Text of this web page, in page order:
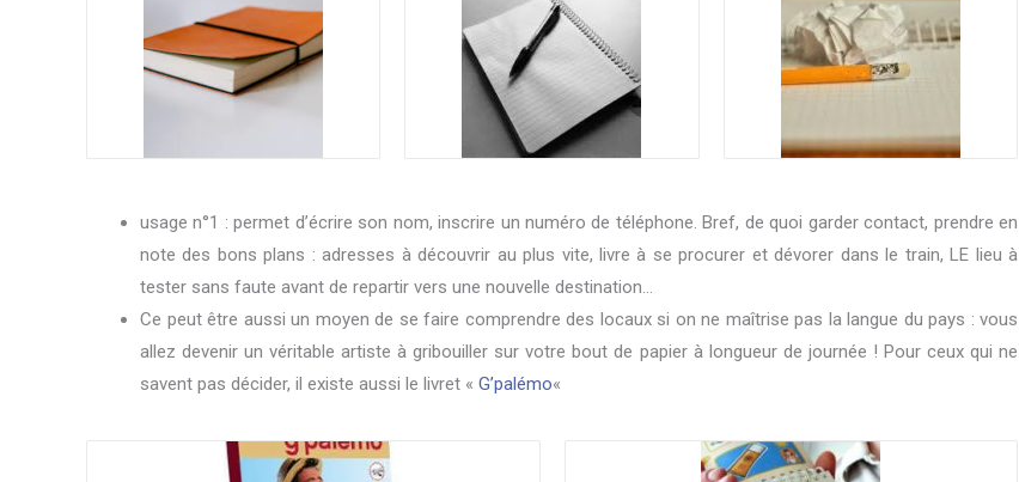
usage n°1 : permet d’écrire son nom, inscrire un numéro de téléphone. Bref, de quoi garder contact, prendre en
note des bons plans : adresses à découvrir au plus vite, livre à se procurer et dévorer dans le train, LE lieu à
tester sans faute avant de repartir vers une nouvelle destination…
Ce peut être aussi un moyen de se faire comprendre des locaux si on ne maîtrise pas la langue du pays : vous
allez devenir un véritable artiste à gribouiller sur votre bout de papier à longueur de journée ! Pour ceux qui ne
savent pas décider, il existe aussi le livret « G’palémo«